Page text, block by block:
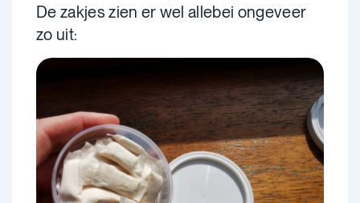
De zakjes zien er wel allebei ongeveer
zo uit: